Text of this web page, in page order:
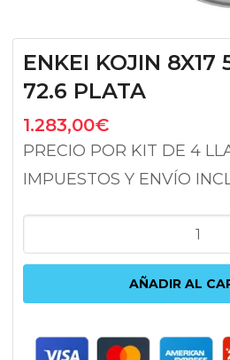
ENKEI KOJIN 8X17
72.6 PLATA
1.283,00€
PRECIO POR KIT DE 4
IMPUESTOS Y ENVÍO
KOJIN
5X112
72.6
AÑADIR AL